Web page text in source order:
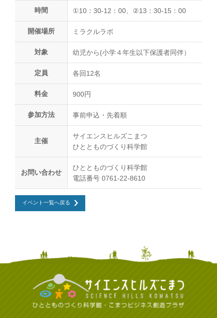
時間 ①10：30-12：00、②13：30-15：00
開催場所 ミラクルラボ
対象 幼児から(小学４年生以下保護者同伴）
定員 各回12名
料金 900円
参加方法 事前申込・先着順
主催
サイエンスヒルズこまつ
ひととものづくり科学館
お問い合わせ
ひととものづくり科学館
電話番号 0761-22-8610
イベント一覧へ戻る